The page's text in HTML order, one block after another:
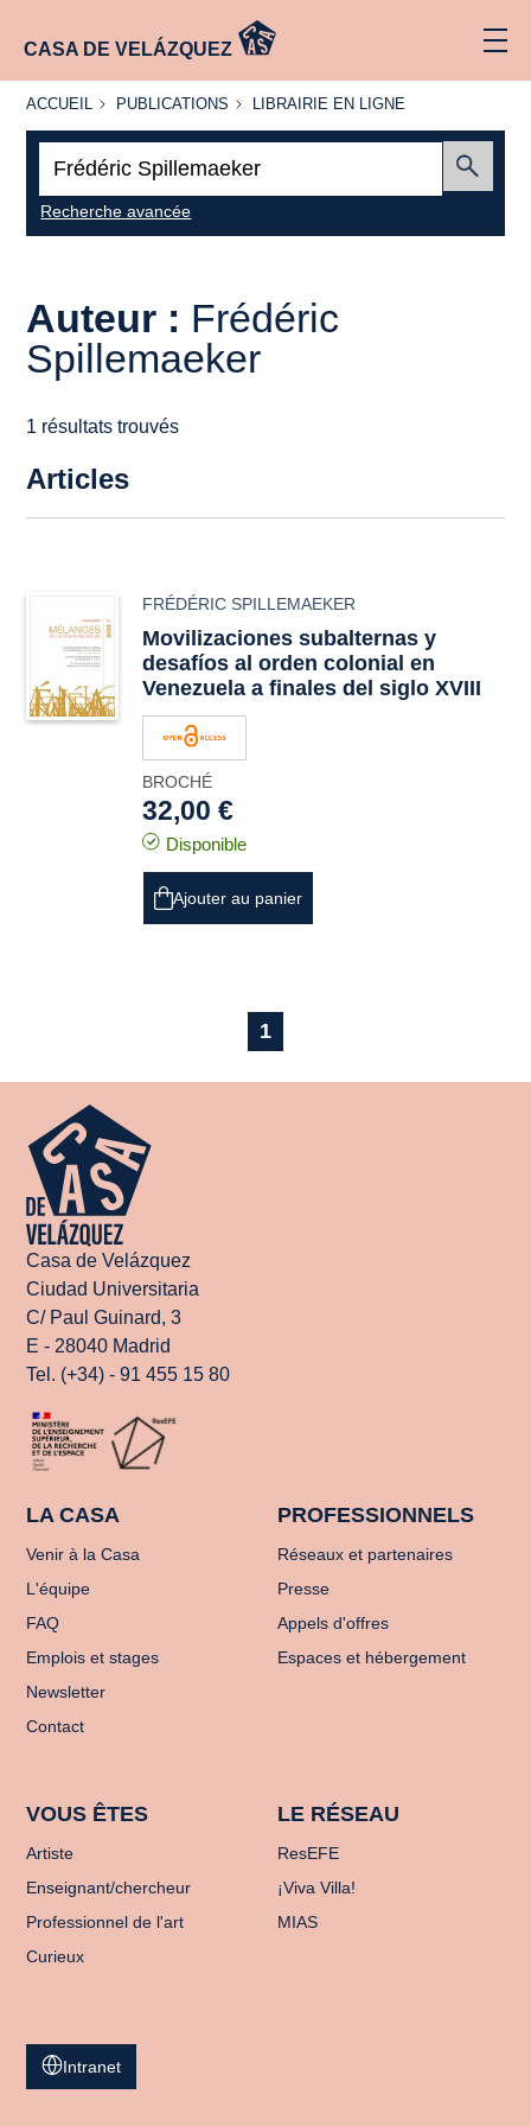
CASA DE VELÁZQUEZ
ACCUEIL
ACCUEIL PUBLICATIONS
PUBLICATIONS
LIBRAIRIE
LIBRAIRIE EN LIGNE
Recherche avancée
Auteur : Frédéric
Spillemaeker
1 résultats trouvés
Articles
FRÉDÉRIC SPILLEMAEKER
Movilizaciones subalternas y
desafíos al orden colonial en
Venezuela a finales del siglo XVIII
BROCHÉ
32,00 €
Disponible
Ajouter au panier
1
Casa de Velázquez
Ciudad Universitaria
C/ Paul Guinard, 3
E - 28040 Madrid
Tel. (+34) - 91 455 15 80
LA CASA
Venir à la Casa
L'équipe
FAQ
Emplois et stages
Newsletter
Contact
PROFESSIONNELS
Réseaux et partenaires
Presse
Appels d'offres
Espaces et hébergement
VOUS ÊTES
Artiste
Enseignant/chercheur
Professionnel de l'art
Curieux
LE RÉSEAU
ResEFE
¡Viva Villa!
MIAS
Intranet